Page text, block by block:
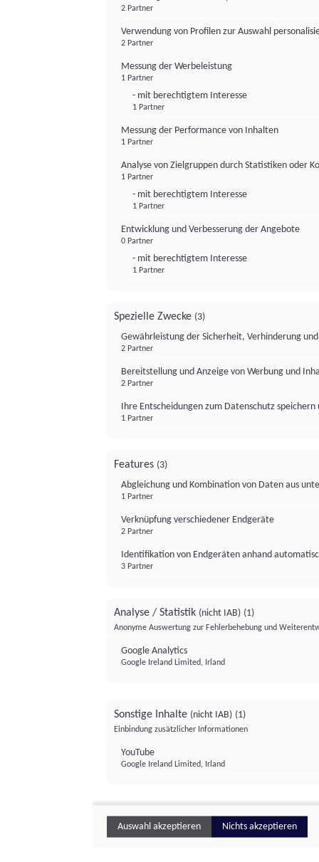
2 Partner
Verwendung von Profilen zur Auswahl
2 Partner
Messung der Werbeleistung
1 Partner
- mit berechtigtem Interesse
1 Partner
Messung der Performance von Inhalten
1 Partner
Analyse von Zielgruppen durch Statistiken oder
1 Partner
- mit berechtigtem Interesse
1 Partner
Entwicklung und Verbesserung der Angebote
0 Partner
- mit berechtigtem Interesse
1 Partner
Spezielle Zwecke (3)
Gewährleistung der Sicherheit, Verhinderung
2 Partner
Bereitstellung und Anzeige von Werbung und
2 Partner
Ihre Entscheidungen zum Datenschutz
1 Partner
Features (3)
Abgleichung und Kombination von Daten aus
1 Partner
Verknüpfung verschiedener Endgeräte
2 Partner
Identifikation von Endgeräten anhand
3 Partner
Analyse / Statistik (nicht IAB) (1)
Anonyme Auswertung zur Fehlerbehebung und
Google Analytics
Google Ireland Limited, Irland
Sonstige Inhalte (nicht IAB) (1)
Einbindung zusätzlicher Informationen
YouTube
Google Ireland Limited, Irland
Auswahl akzeptieren Nichts akzeptieren